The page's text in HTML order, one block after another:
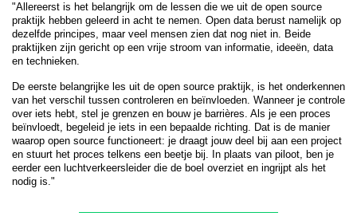
"Allereerst is het belangrijk om de lessen die we uit de open source
praktijk hebben geleerd in acht te nemen. Open data berust namelijk op
dezelfde principes, maar veel mensen zien dat nog niet in. Beide
praktijken zijn gericht op een vrije stroom van informatie, ideeën, data
en technieken.
De eerste belangrijke les uit de open source praktijk, is het onderkennen
van het verschil tussen controleren en beïnvloeden. Wanneer je controle
over iets hebt, stel je grenzen en bouw je barrières. Als je een proces
beïnvloedt, begeleid je iets in een bepaalde richting. Dat is de manier
waarop open source functioneert: je draagt jouw deel bij aan een project
en stuurt het proces telkens een beetje bij. In plaats van piloot, ben je
eerder een luchtverkeersleider die de boel overziet en ingrijpt als het
nodig is."